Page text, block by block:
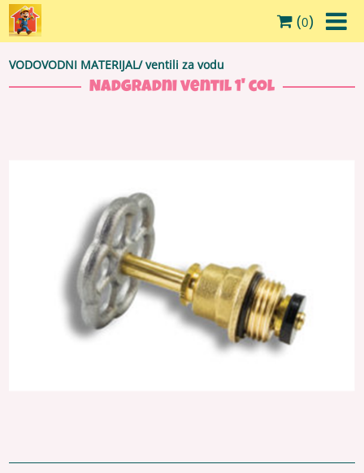
(0)
VODOVODNI MATERIJAL/ventili za vodu
Nadgradni ventil 1' col